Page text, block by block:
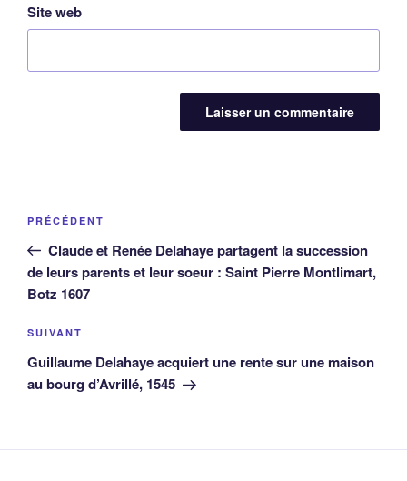
Site web
Navigation
l’article
Article
précédent
PRÉCÉDENT
Claude et Renée Delahaye partagent la succession
de leurs parents et leur soeur : Saint Pierre Montlimart,
Botz 1607
Article
suivant
SUIVANT
Guillaume Delahaye acquiert une rente sur une maison
au bourg d’Avrillé, 1545